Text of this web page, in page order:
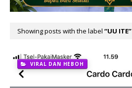
Showing posts with the label UU ITE
VIRAL DAN HEBOH